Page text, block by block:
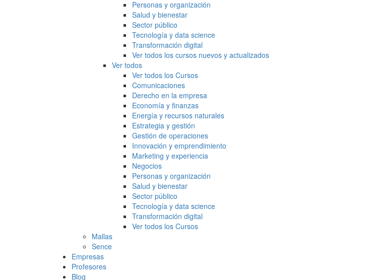
Personas y organización
Salud y bienestar
Sector público
Tecnología y data science
Transformación digital
Ver todos los cursos nuevos y actualizados
Ver todos
Ver todos los Cursos
Comunicaciones
Derecho en la empresa
Economía y finanzas
Energía y recursos naturales
Estrategia y gestión
Gestión de operaciones
Innovación y emprendimiento
Marketing y experiencia
Negocios
Personas y organización
Salud y bienestar
Sector público
Tecnología y data science
Transformación digital
Ver todos los Cursos
Mallas
Sence
Empresas
Profesores
Blog